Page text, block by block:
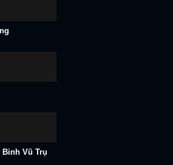
Binh Vũ Trụ